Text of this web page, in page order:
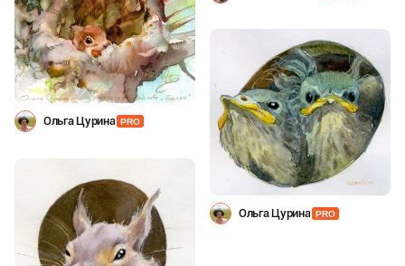
Ольга Цурина PRO
Ольга Цурина PRO